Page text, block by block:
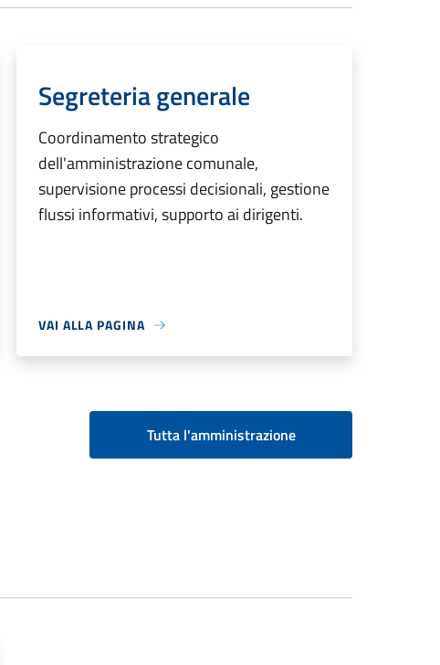
Segreteria generale
Coordinamento strategico
dell'amministrazione comunale,
supervisione processi decisionali, gestione
flussi informativi, supporto ai dirigenti.
VAI ALLA PAGINA
Tutta l'amministrazione